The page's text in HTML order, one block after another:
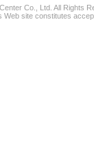
Co., Ltd. All Rights
Web site constitutes